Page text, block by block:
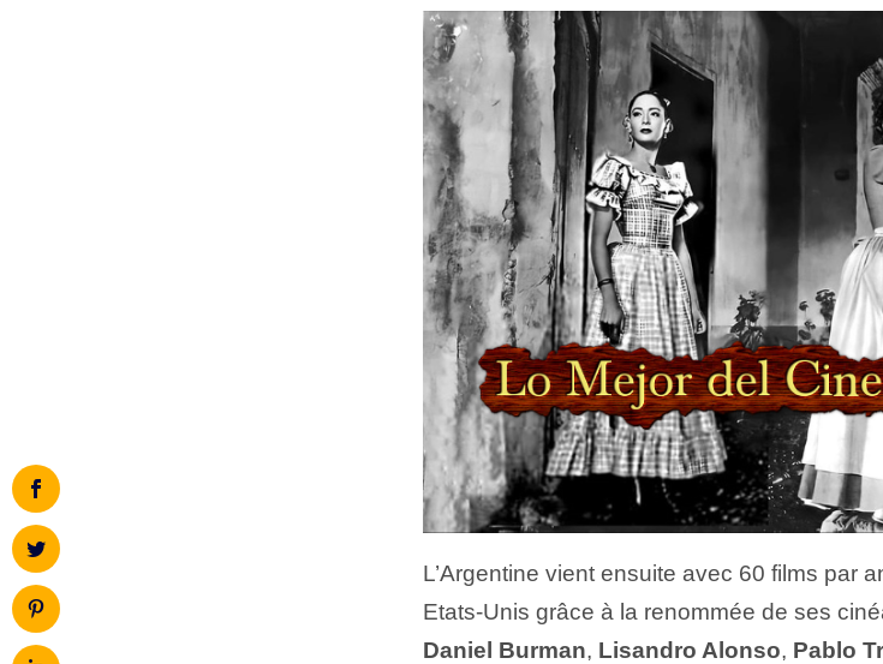
L’Argentine vient ensuite avec 60 films par
Etats-Unis grâce à la renommée de ses
Daniel Burman, Lisandro Alonso, Pablo